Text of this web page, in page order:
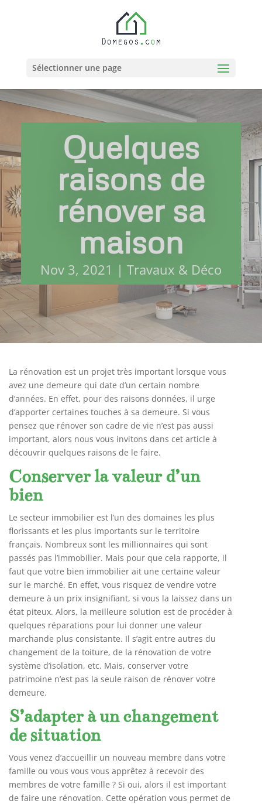
Sélectionner une page
Quelques
raisons de
rénover sa
maison
Nov 3, 2021 | Travaux & Déco
La rénovation est un projet très important lorsque vous
avez une demeure qui date d’un certain nombre
d’années. En effet, pour des raisons données, il urge
d’apporter certaines touches à sa demeure. Si vous
pensez que rénover son cadre de vie n’est pas aussi
important, alors nous vous invitons dans cet article à
découvrir quelques raisons de le faire.
Conserver la valeur d’un
bien
Le secteur immobilier est l’un des domaines les plus
florissants et les plus importants sur le territoire
français. Nombreux sont les millionnaires qui sont
passés pas l’immobilier. Mais pour que cela rapporte, il
faut que votre bien immobilier ait une certaine valeur
sur le marché. En effet, vous risquez de vendre votre
demeure à un prix insignifiant, si vous la laissez dans un
état piteux. Alors, la meilleure solution est de procéder à
quelques réparations pour lui donner une valeur
marchande plus consistante. Il s’agit entre autres du
changement de la toiture, de la rénovation de votre
système d’isolation, etc. Mais, conserver votre
patrimoine n’est pas la seule raison de rénover votre
demeure.
S’adapter à un changement
de situation
Vous venez d’accueillir un nouveau membre dans votre
famille ou vous vous vous apprêtez à recevoir des
membres de votre famille ? Si oui, alors il est important
de faire une rénovation. Cette opération vous permet de